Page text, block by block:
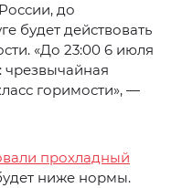
до
будет действовать
«До 23:00 6 июля
чрезвычайная
горимости», —
прохладный
ниже нормы.